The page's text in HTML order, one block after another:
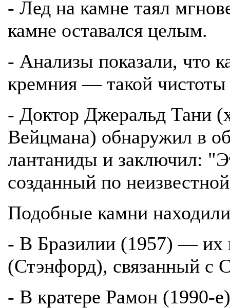
- Лед на камне таял
камне оставался целым.
- Анализы показали, что
кремния — такой чистоты
- Доктор Джеральд Тани
Вейцмана) обнаружил в
лантаниды и заключил:
созданный по
Подобные камни
- В Бразилии (1957) — их
(Стэнфорд), связанный с
- В кратере Рамон (1990-